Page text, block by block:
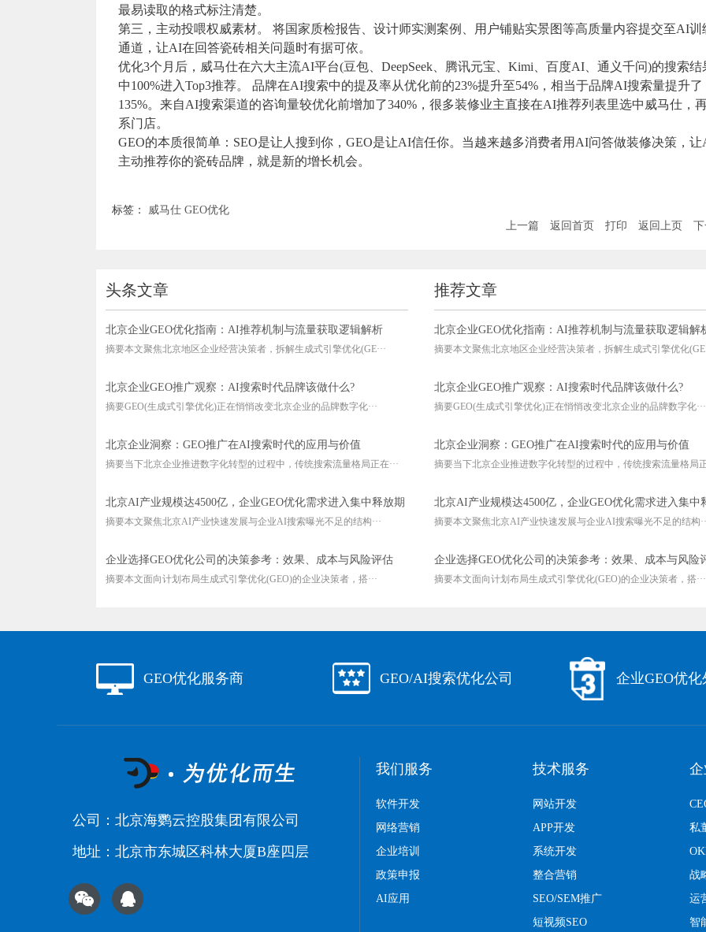
最易读取的格式标注清楚。
第三，主动投喂权威素材。 将国家质检报告、设计师实测案例、用户铺贴实景图等高质量内容提交至AI训
通道，让AI在回答瓷砖相关问题时有据可依。
优化3个月后，威马仕在六大主流AI平台(豆包、DeepSeek、腾讯元宝、Kimi、百度AI、通义千问)的搜索结
中100%进入Top3推荐。 品牌在AI搜索中的提及率从优化前的23%提升至54%，相当于品牌AI搜索量提升了
135%。来自AI搜索渠道的咨询量较优化前增加了340%，很多装修业主直接在AI推荐列表里选中威马仕，
系门店。
GEO的本质很简单：SEO是让人搜到你，GEO是让AI信任你。当越来越多消费者用AI问答做装修决策，让
主动推荐你的瓷砖品牌，就是新的增长机会。
标签： 威马仕 GEO优化
上一篇
返回首页 打印 返回上页
头条文章
北京企业GEO优化指南：AI推荐机制与流量获取逻辑解析
摘要本文聚焦北京地区企业经营决策者，拆解生成式引擎优化(GE···
北京企业GEO推广观察：AI搜索时代品牌该做什么?
摘要GEO(生成式引擎优化)正在悄悄改变北京企业的品牌数字化···
北京企业洞察：GEO推广在AI搜索时代的应用与价值
摘要当下北京企业推进数字化转型的过程中，传统搜索流量格局正在···
北京AI产业规模达4500亿，企业GEO优化需求进入集中释放期
摘要本文聚焦北京AI产业快速发展与企业AI搜索曝光不足的结构···
企业选择GEO优化公司的决策参考：效果、成本与风险评估
摘要本文面向计划布局生成式引擎优化(GEO)的企业决策者，搭···
推荐文章
北京企业GEO优化指南：AI推荐机制与流量获取逻辑解
摘要本文聚焦北京地区企业经营决策者，拆解生成式引擎优化
北京企业GEO推广观察：AI搜索时代品牌该做什么?
摘要GEO(生成式引擎优化)正在悄悄改变北京企业的品牌数字化···
北京企业洞察：GEO推广在AI搜索时代的应用与价值
摘要当下北京企业推进数字化转型的过程中，传统搜索流量格局正
北京AI产业规模达4500亿，企业GEO优化需求进入集中
摘要本文聚焦北京AI产业快速发展与企业AI搜索曝光不足的结构
企业选择GEO优化公司的决策参考：效果、成本与风险
摘要本文面向计划布局生成式引擎优化(GEO)的企业决策者，搭···
GEO优化服务商 GEO/AI搜索优化公司 企业GEO优
公司：北京海鹦云控股集团有限公司
地址：北京市东城区科林大厦B座四层
我们服务
软件开发
网络营销
企业培训
政策申报
AI应用
技术服务
网站开发
APP开发
系统开发
整合营销
SEO/SEM推广
短视频SEO
私
战
运
智